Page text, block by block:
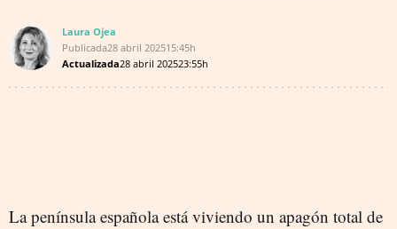
Laura Ojea
Publicada28 abril 202515:45h
Actualizada28 abril 202523:55h
La península española está viviendo un apagón total de